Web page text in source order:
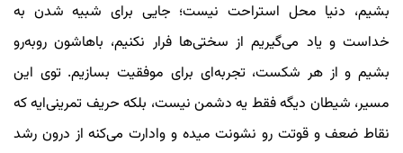
بشیم، دنیا محل استراحت نیست؛ جایی برای شبیه شدن به
خداست و یاد می‌گیریم از سختی‌ها فرار نکنیم، باهاشون روبه‌رو
بشیم و از هر شکست، تجربه‌ای برای موفقیت بسازیم. توی این
مسیر، شیطان دیگه فقط یه دشمن نیست، بلکه حریف تمرینی‌ایه که
نقاط ضعف و قوتت رو نشونت میده و وادارت می‌کنه از درون رشد